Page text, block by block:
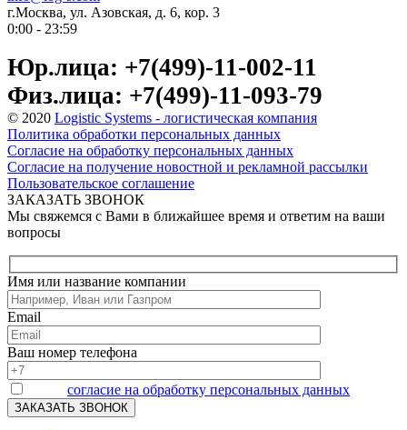
г.Москва, ул. Азовская, д. 6, кор. 3
0:00 - 23:59
Юр.лица: +7(499)-11-002-11
Физ.лица: +7(499)-11-093-79
© 2020 Logistic Systems - логистическая компания
Политика обработки персональных данных
Согласие на обработку персональных данных
Согласие на получение новостной и рекламной рассылки
Пользовательское соглашение
ЗАКАЗАТЬ ЗВОНОК
Мы свяжемся с Вами в ближайшее время и ответим на ваши
вопросы
Имя или название компании
Email
Ваш номер телефона
согласие на обработку персональных данных